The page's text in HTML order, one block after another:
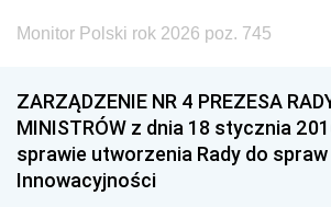
Monitor Polski rok 2026 poz. 745
ZARZĄDZENIE NR 4 PREZESA
MINISTRÓW z dnia 18 stycznia
sprawie utworzenia Rady do spraw
Innowacyjności